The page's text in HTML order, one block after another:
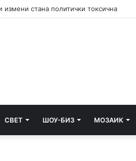
нападнал девојка во Охрид
СВЕТ ШОУ-БИЗ МОЗАИК